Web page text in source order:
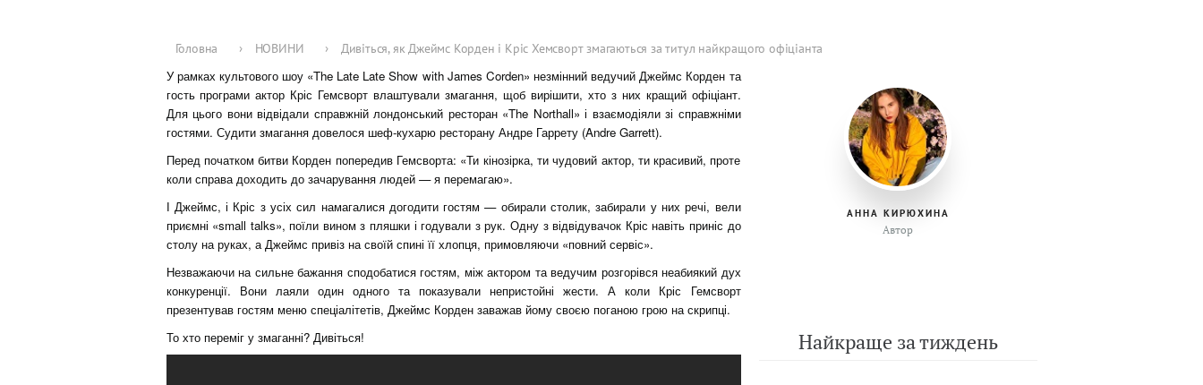
Головна › НОВИНИ › Дивіться, як Джеймс Корден і Кріс Хемсворт змагаються за титул найкращого офіціанта
У рамках культового шоу «The Late Late Show with James Corden» незмінний ведучий Джеймс Корден та
гость програми актор Кріс Гемсворт влаштували змагання, щоб вирішити, хто з них кращий офіціант.
Для цього вони відвідали справжній лондонський ресторан «The Northall» і взаємодіяли зі справжніми
гостями. Судити змагання довелося шеф-кухарю ресторану Андре Гаррету (Andre Garrett).
Перед початком битви Корден попередив Гемсворта: «Ти кінозірка, ти чудовий актор, ти красивий, проте
коли справа доходить до зачарування людей — я перемагаю».
І Джеймс, і Кріс з усіх сил намагалися догодити гостям — обирали столик, забирали у них речі, вели
приємні «small talks», поїли вином з пляшки і годували з рук. Одну з відвідувачок Кріс навіть приніс до
столу на руках, а Джеймс привіз на своїй спині її хлопця, примовляючи «повний сервіс».
Незважаючи на сильне бажання сподобатися гостям, між актором та ведучим розгорівся неабиякий дух
конкуренції. Вони лаяли один одного та показували непристойні жести. А коли Кріс Гемсворт
презентував гостям меню спеціалітетів, Джеймс Корден заважав йому своєю поганою грою на скрипці.
То хто переміг у змаганні? Дивіться!
АННА КИРЮХИНА
Автор
Найкраще за тиждень